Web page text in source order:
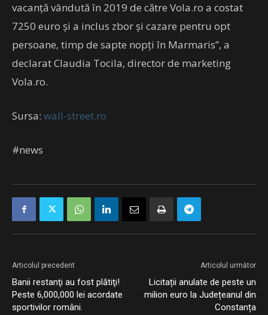
vacanţă vândută în 2019 de către Vola.ro a costat
7250 euro şi a inclus zbor şi cazare pentru opt
persoane, timp de sapte nopţi în Marmaris”, a
declarat Claudia Tocila, director de marketing
Vola.ro.
Sursa: wall-street.ro
#news
Articolul precedent
Banii restanţi au fost plătiţi!
Peste 6,000,000 lei acordate
sportivilor români.
Articolul următor
Licitații anulate de peste un
milion euro la Județeanul din
Constanța